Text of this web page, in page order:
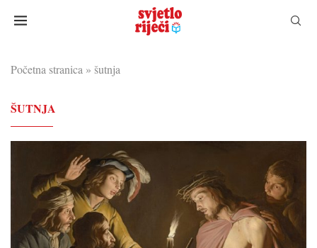
Početna stranica » šutnja
ŠUTNJA